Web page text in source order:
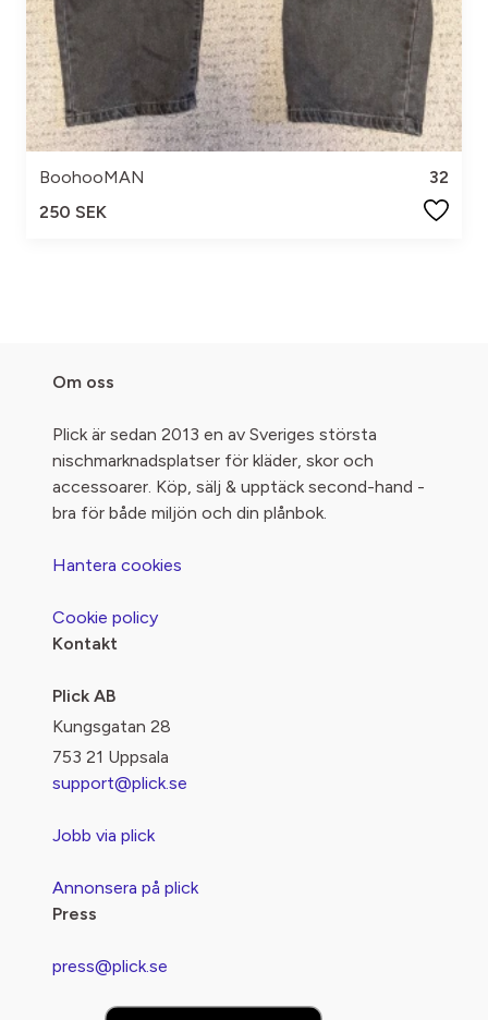
BoohooMAN
32
250 SEK
Om oss
Plick är sedan 2013 en av Sveriges största
nischmarknadsplatser för kläder, skor och
accessoarer. Köp, sälj & upptäck second-hand -
bra för både miljön och din plånbok.
Hantera cookies
Cookie policy
Kontakt
Plick AB
Kungsgatan 28
753 21 Uppsala
support@plick.se
Jobb via plick
Annonsera på plick
Press
press@plick.se